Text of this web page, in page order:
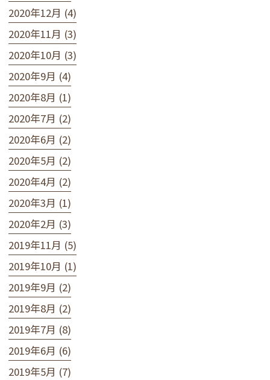
2020年12月 (4)
2020年11月 (3)
2020年10月 (3)
2020年9月 (4)
2020年8月 (1)
2020年7月 (2)
2020年6月 (2)
2020年5月 (2)
2020年4月 (2)
2020年3月 (1)
2020年2月 (3)
2019年11月 (5)
2019年10月 (1)
2019年9月 (2)
2019年8月 (2)
2019年7月 (8)
2019年6月 (6)
2019年5月 (7)